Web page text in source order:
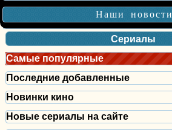
Наши новости
Сериалы
Самые популярные
Последние добавленные
Новинки кино
Новые сериалы на сайте